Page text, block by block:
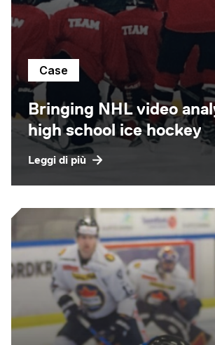
Case
Bringing NHL video
high school ice hockey
Leggi di più